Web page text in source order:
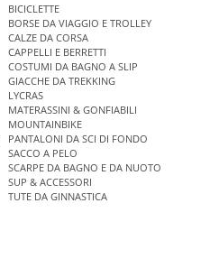
BICICLETTE
BORSE DA VIAGGIO E TROLLEY
CALZE DA CORSA
CAPPELLI E BERRETTI
COSTUMI DA BAGNO A SLIP
GIACCHE DA TREKKING
LYCRAS
MATERASSINI & GONFIABILI
MOUNTAINBIKE
PANTALONI DA SCI DI FONDO
SACCO A PELO
SCARPE DA BAGNO E DA NUOTO
SUP & ACCESSORI
TUTE DA GINNASTICA